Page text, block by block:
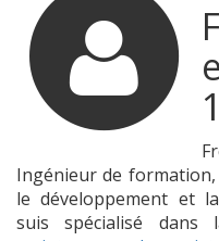
Ingénieur de formation,
le développement et
suis spécialisé dans